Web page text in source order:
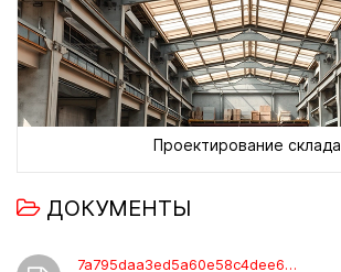
Проектирование склада
ДОКУМЕНТЫ
7a795daa3ed5a60e58c4dee60dadb2d1.XLS